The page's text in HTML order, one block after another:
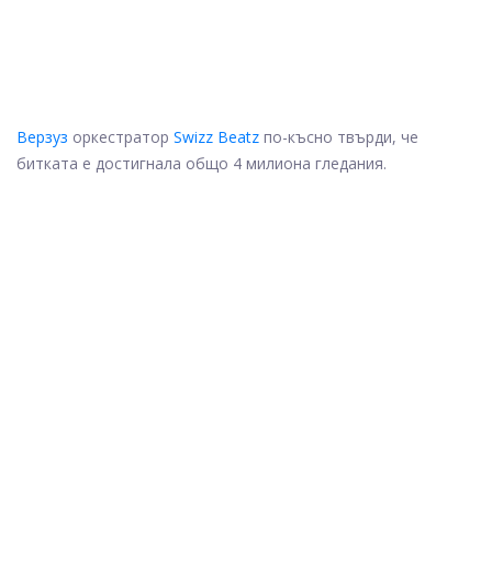
Верзуз оркестратор Swizz Beatz по-късно твърди, че
битката е достигнала общо 4 милиона гледания.